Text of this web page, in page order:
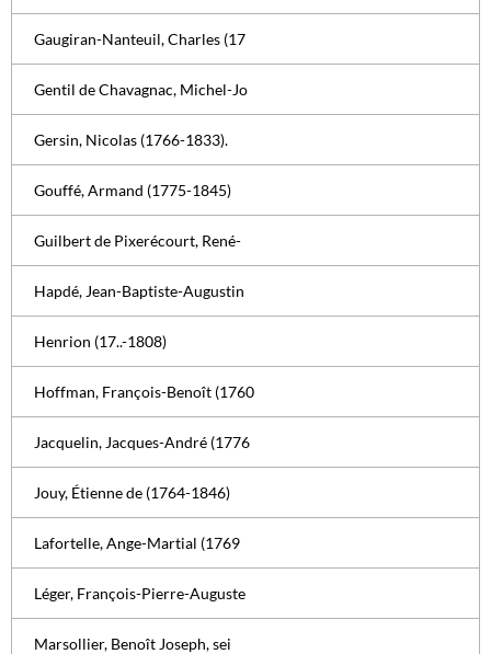
Gaugiran-Nanteuil, Charles (17
Gentil de Chavagnac, Michel-Jo
Gersin, Nicolas (1766-1833).
Gouffé, Armand (1775-1845)
Guilbert de Pixerécourt, René-
Hapdé, Jean-Baptiste-Augustin
Henrion (17..-1808)
Hoffman, François-Benoît (1760
Jacquelin, Jacques-André (1776
Jouy, Étienne de (1764-1846)
Lafortelle, Ange-Martial (1769
Léger, François-Pierre-Auguste
Marsollier, Benoît Joseph, sei